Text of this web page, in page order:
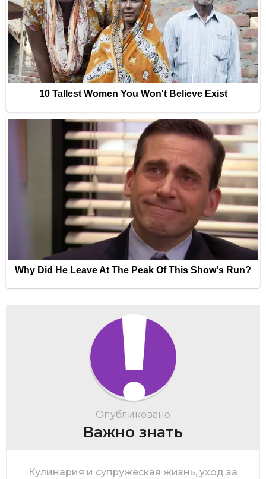
Опубликовано
Важно знать
Кулинария и супружеская жизнь, уход за